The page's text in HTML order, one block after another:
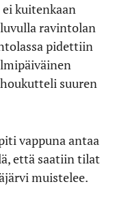
kuitenkaan
ravintolan
pidettiin
suuren
vappuna antaa
että saatiin tilat
muistelee.